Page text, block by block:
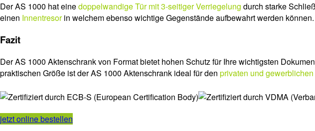
Der AS 1000 hat einedoppelwandige Tür mit 3-seitiger Verriegelung durch starke
einen Innentresorin welchem ebenso wichtige Gegenstände aufbewahrt werden
Fazit
Der AS 1000 Aktenschrank von Format bietet hohen Schutz für Ihre wichtigsten
praktischen Größe ist der AS 1000 Aktenschrank ideal für den privaten und
jetzt online bestellen